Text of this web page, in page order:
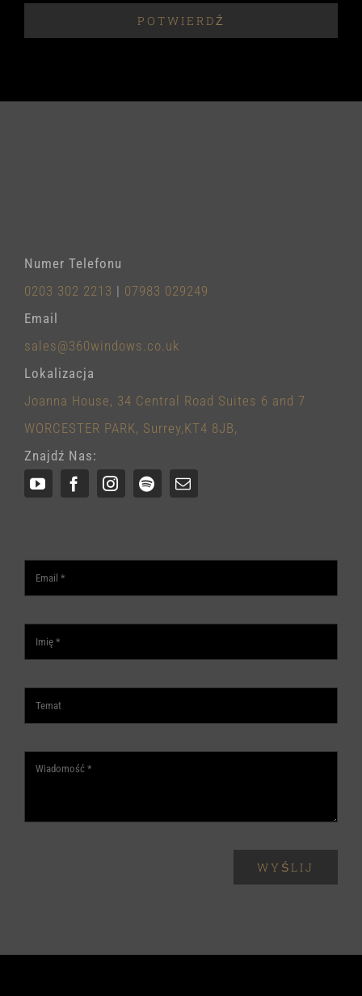
POTWIERDŹ
Numer Telefonu
0203 302 2213 | 07983 029249
Email
sales@360windows.co.uk
Lokalizacja
Joanna House, 34 Central Road Suites 6 and 7
WORCESTER PARK, Surrey,KT4 8JB,
Znajdź Nas:
WYŚLIJ